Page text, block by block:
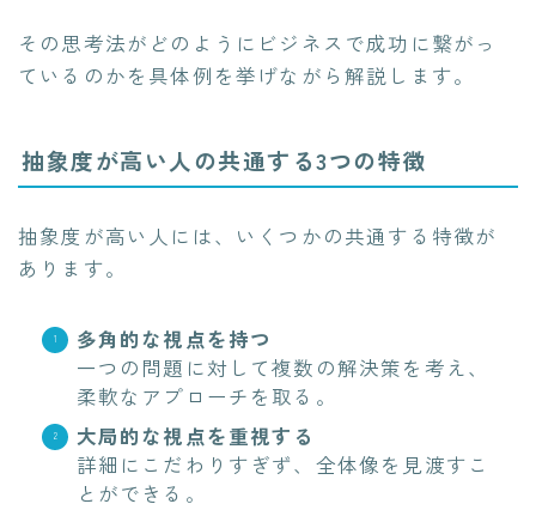
その思考法がどのようにビジネスで成功に繋がっ
ているのかを具体例を挙げながら解説します。
抽象度が高い人の共通する3つの特徴
抽象度が高い人には、いくつかの共通する特徴が
あります。
多角的な視点を持つ
一つの問題に対して複数の解決策を考え、
柔軟なアプローチを取る。
大局的な視点を重視する
詳細にこだわりすぎず、全体像を見渡すこ
とができる。